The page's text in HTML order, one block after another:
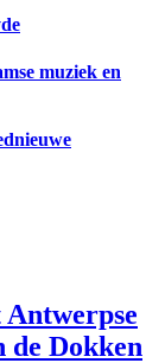
muziek en
Antwerpse
Dokken